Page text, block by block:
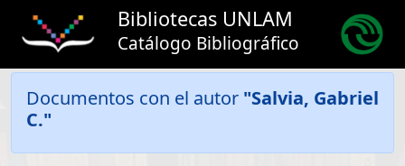
Bibliotecas UNLAM
Catálogo Bibliográfico
Documentos con el autor "Salvia, Gabriel
C."